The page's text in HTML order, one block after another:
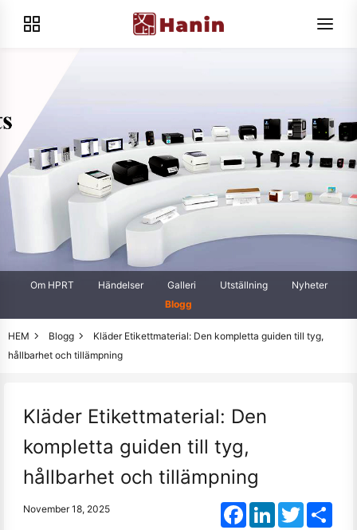
Om HPRT Händelser Galleri Utställning
Nyheter
Blogg
HEM Blogg
Kläder Etikettmaterial: Den kompletta guiden till tyg,
hållbarhet och tillämpning
Kläder Etikettmaterial: Den
kompletta guiden till tyg,
hållbarhet och tillämpning
November 18, 2025 FacebookLinkedInTwitter